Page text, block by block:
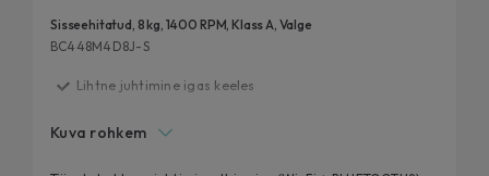
Sisseehitatud, 8 kg, 1400 RPM, Klass A, Valge
BC448M4D8J-S
Lihtne juhtimine igas keeles
Kuva rohkem